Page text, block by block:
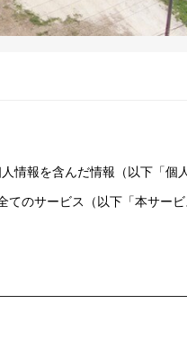
情報を含んだ情報（以下「個
のサービス（以下「本サー